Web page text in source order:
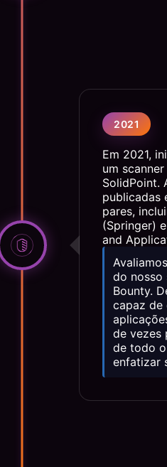
2021
Em 2021,
um
SolidPoint.
publicadas
pares,
(Springer)
and
do nosso
Bounty.
capaz de
de vezes
de todo
enfatizar